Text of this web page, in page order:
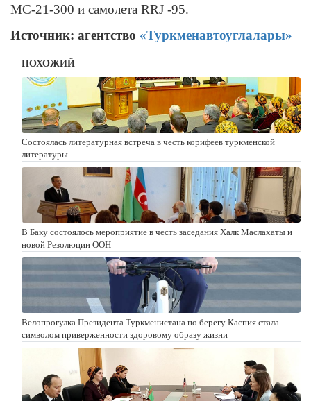
МС-21-300 и самолета RRJ -95.
Источник: агентство «Туркменавтоуглалары»
ПОХОЖИЙ
Состоялась литературная встреча в честь корифеев туркменской
литературы
В Баку состоялось мероприятие в честь заседания Халк Маслахаты и
новой Резолюции ООН
Велопрогулка Президента Туркменистана по берегу Каспия стала
символом приверженности здоровому образу жизни